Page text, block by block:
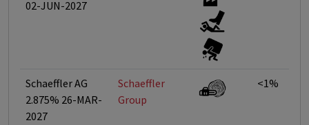
02-JUN-2027
Schaeffler AG
2.875% 26-MAR-
2027
Schaeffler
Group
<1%